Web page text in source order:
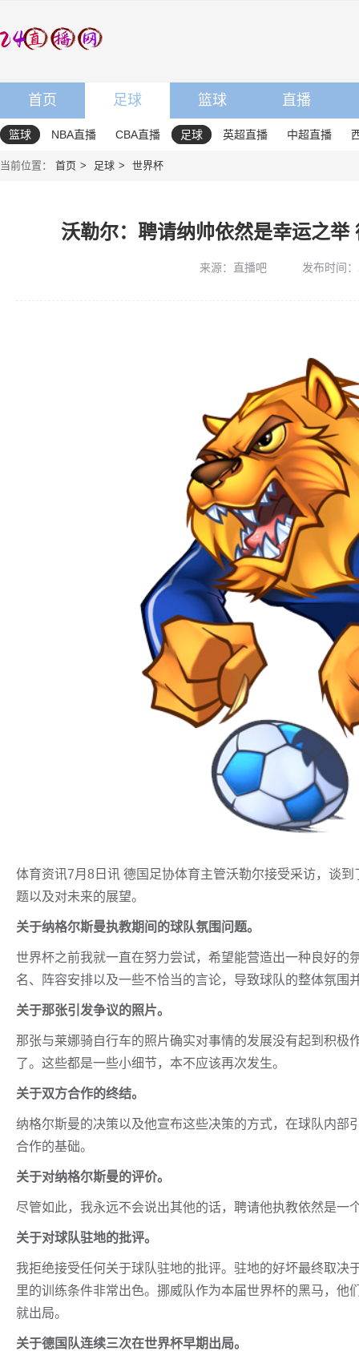
首页 足球 篮球 直播
篮球 NBA直播 CBA直播 足球 英超直播 中超直播
当前位置： 首页 足球 世界杯
沃勒尔：聘请纳帅依然是幸运之
来源：直播吧 发布时间
体育资讯7月8日讯 德国足协体育主管沃勒尔接受采访，谈
题以及对未来的展望。
关于纳格尔斯曼执教期间的球队氛围问题。
世界杯之前我就一直在努力尝试，希望能营造出一种良好的
名、阵容安排以及一些不恰当的言论，导致球队的整体氛围
关于那张引发争议的照片。
那张与莱娜骑自行车的照片确实对事情的发展没有起到积极
了。这些都是一些小细节，本不应该再次发生。
关于双方合作的终结。
纳格尔斯曼的决策以及他宣布这些决策的方式，在球队内部
合作的基础。
关于对纳格尔斯曼的评价。
尽管如此，我永远不会说出其他的话，聘请他执教依然是一
关于对球队驻地的批评。
我拒绝接受任何关于球队驻地的批评。驻地的好坏最终取决
里的训练条件非常出色。挪威队作为本届世界杯的黑马，
就出局。
关于德国队连续三次在世界杯早期出局。